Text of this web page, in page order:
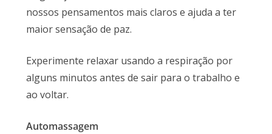
nossos pensamentos mais claros e ajuda a ter
maior sensação de paz.
Experimente relaxar usando a respiração por
alguns minutos antes de sair para o trabalho e
ao voltar.
Automassagem